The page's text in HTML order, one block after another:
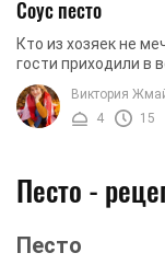
Соус песто
Кто из хозяек не
гости приходили в
уходя, непременно
Виктория
4
15
Песто -
Песто